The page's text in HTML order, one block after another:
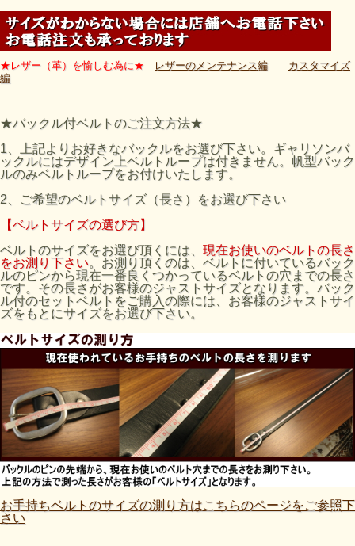
★レザー（革）を愉しむ為に★ レザーのメンテナンス編
カスタマイズ
編
★バックル付ベルトのご注文方法★
1、上記よりお好きなバックルをお選び下さい。ギャリソンバ
ックルにはデザイン上ベルトループは付きません。帆型バック
ルのみベルトループをお付けいたします。
2、ご希望のベルトサイズ（長さ）をお選び下さい
【ベルトサイズの選び方】
ベルトのサイズをお選び頂くには、 現在お使いのベルトの長さ
をお測り下さい。お測り頂くのは、ベルトに付いているバック
ルのピンから現在一番良くつかっているベルトの穴までの長さ
です。その長さがお客様のジャストサイズとなります。バック
ル付のセットベルトをご購入の際には、お客様のジャストサイ
ズをもとにサイズをお選び下さい。
お手持ちベルトのサイズの測り方はこちらのページをご参照下
さい